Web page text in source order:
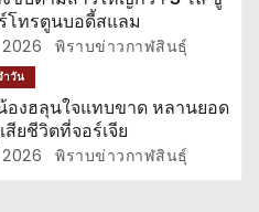
โทรตูนบอดี้สแลม
2026 พิราบข่าวกาฬสินธุ์
ำวัน
งฮลุนใจแทบขาด หลานยอด
ยชีวิตที่จอร์เจีย
2026 พิราบข่าวกาฬสินธุ์